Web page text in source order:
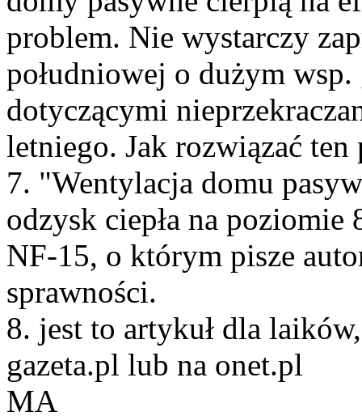
problem. Nie wystarczy
południowej o dużym
dotyczącymi
letniego. Jak rozwiązać ten
7. "Wentylacja domu
odzysk ciepła na
NF-15, o którym pisze
sprawności.
8. jest to artykuł dla
gazeta.pl lub na onet.pl
MA